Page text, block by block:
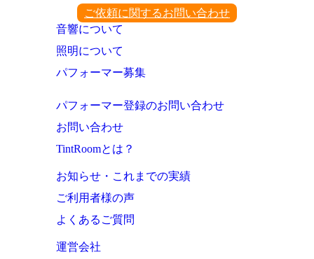
ご依頼に関するお問い合わせ
音響について
照明について
パフォーマー募集
パフォーマー登録のお問い合わせ
お問い合わせ
TintRoomとは？
お知らせ・これまでの実績
ご利用者様の声
よくあるご質問
運営会社